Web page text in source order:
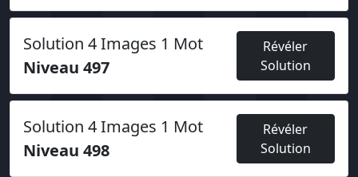
Solution 4 Images 1 Mot
Niveau 497
Révéler
Solution
Solution 4 Images 1 Mot
Niveau 498
Révéler
Solution